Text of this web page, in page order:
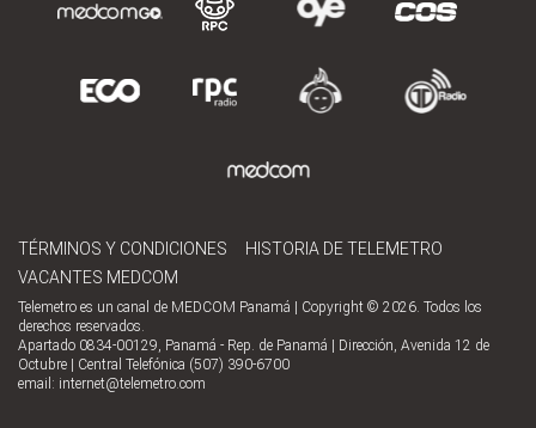
TÉRMINOS Y CONDICIONES
HISTORIA DE TELEMETRO
VACANTES MEDCOM
Telemetro es un canal de MEDCOM Panamá | Copyright © 2026. Todos los
derechos reservados.
Apartado 0834-00129, Panamá - Rep. de Panamá | Dirección, Avenida 12 de
Octubre | Central Telefónica (507) 390-6700
email: internet@telemetro.com